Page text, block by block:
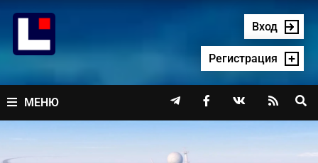
содержимому
Вход
Регистрация
МЕНЮ    